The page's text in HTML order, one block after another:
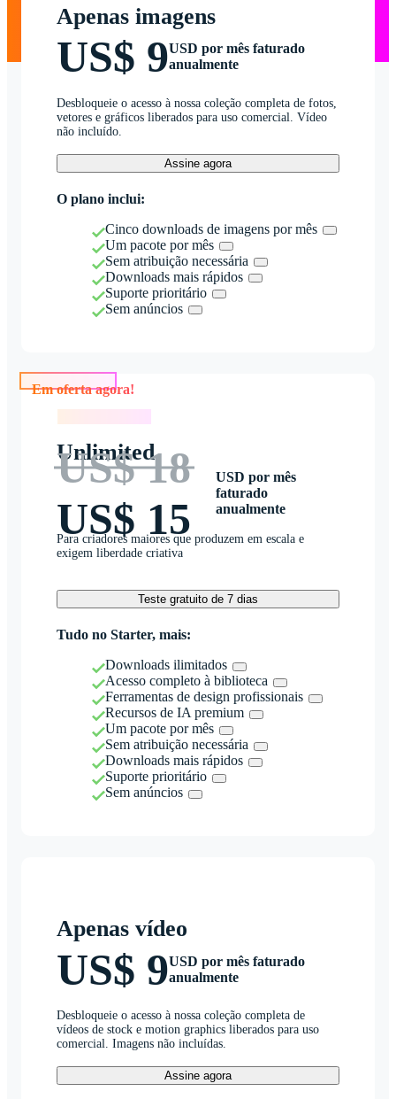
Apenas imagens
US$ 9USD por mês faturado
anualmente
Desbloqueie o acesso à nossa coleção completa de fotos,
vetores e gráficos liberados para uso comercial. Vídeo
não incluído.
Assine agora
O plano inclui:
Cinco downloads de imagens por mês
Um pacote por mês
Sem atribuição necessária
Downloads mais rápidos
Suporte prioritário
Sem anúncios
Unlimited
US$ 18
US$ 15
USD por mês
faturado
anualmente
Para criadores maiores que produzem em escala e
exigem liberdade criativa
Teste gratuito de 7 dias
Tudo no Starter, mais:
Downloads ilimitados
Acesso completo à biblioteca
Ferramentas de design profissionais
Recursos de IA premium
Um pacote por mês
Sem atribuição necessária
Downloads mais rápidos
Suporte prioritário
Sem anúncios
Apenas vídeo
US$ 9USD por mês faturado
anualmente
Desbloqueie o acesso à nossa coleção completa de
vídeos de stock e motion graphics liberados para uso
comercial. Imagens não incluídas.
Assine agora